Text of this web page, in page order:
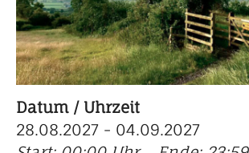
Datum / Uhrzeit
28.08.2027 - 04.09.2027